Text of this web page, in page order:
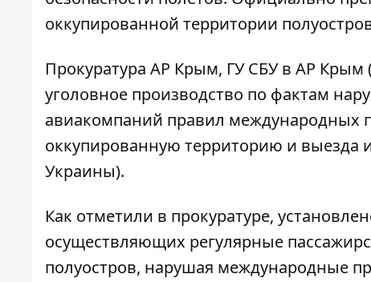
оккупированной территории
Прокуратура АР Крым, ГУ СБУ в АР Крым
уголовное производство по фактам
авиакомпаний правил международных
оккупированную территорию и выезда
Украины).
Как отметили в прокуратуре,
осуществляющих регулярные
полуостров, нарушая международные